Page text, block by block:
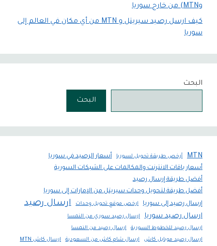
وMTN) من خارج سوريا
كيف ارسل رصيد سيريتل و MTN من أي مكان في العالم إلى
سوريا
البحث
البحث
MTN أرخص طريقة تحويل لسوريا
أسعار الرصيد في سوريا
أسعار باقات الانترنت والمكالمات على الشبكات السورية
أفضل طريقة إرسال رصيد
أفضل طريقة لتحويل وحدات سيريتل من الإمارات إلى سوريا
إرسال رصيد إلى سوريا
ارخص موقع تحويل وحدات ارسال رصيد
ارسال رصيد سوريا
ارسال رصيد سوري من النمسا
ارسال رصيد للخطوط السورية
ارسال رصيد من النمسا
ارسال رصيد موبايل كاش
ارسال شام كاش من السعودية
ارسال كاش MTN